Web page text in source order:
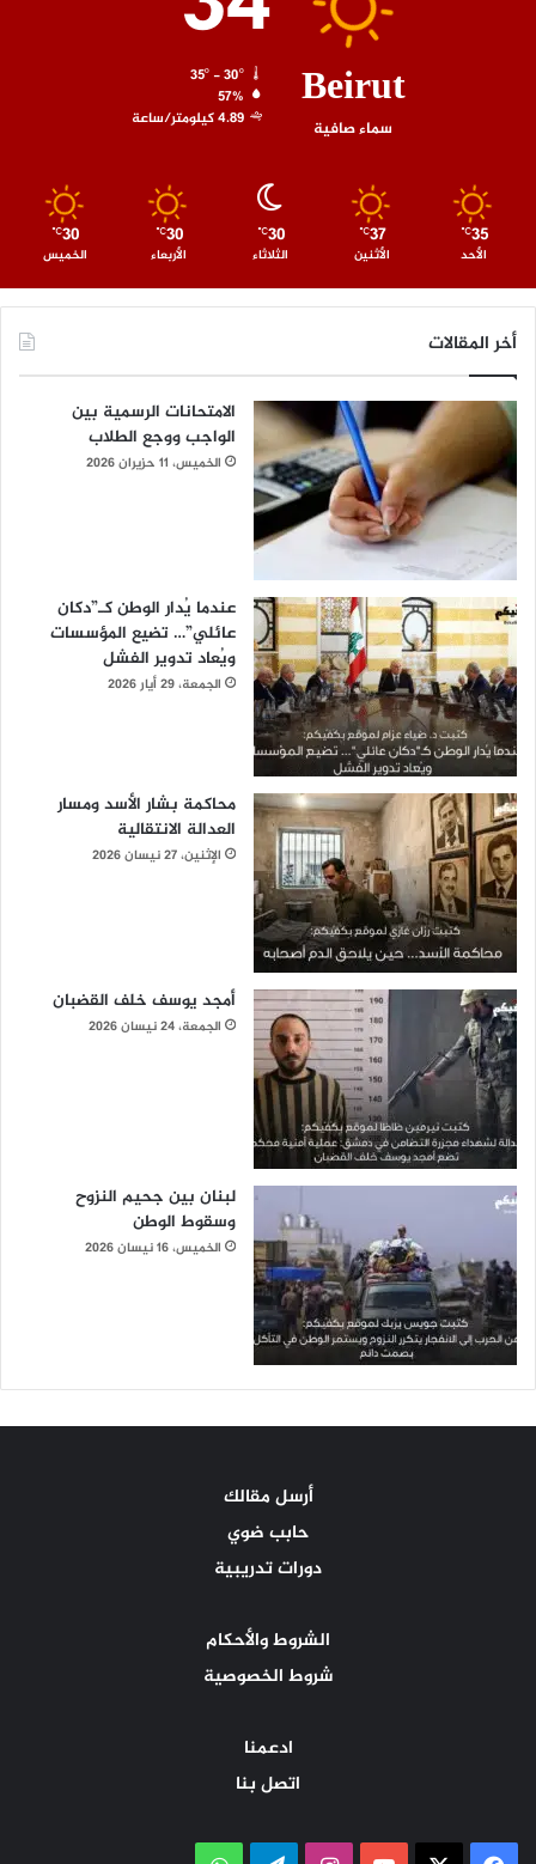
Beirut
سماء صافية
35º - 30º
57%
4.89 كيلومتر/ساعة
35
℃
الأحد
37
℃
الأثنين
30
℃
الثلاثاء
30
℃
الأربعاء
30
℃
الخميس
أخر المقالات
الامتحانات الرسمية بين
الواجب ووجع الطلاب
الخميس، 11 حزيران 2026
عندما يُدار الوطن كـ”دكان
عائلي”… تضيع المؤسسات
ويُعاد تدوير الفشل
الجمعة، 29 أيار 2026
محاكمة بشار الأسد ومسار
العدالة الانتقالية
الإثنين، 27 نيسان 2026
أمجد يوسف خلف القضبان
الجمعة، 24 نيسان 2026
لبنان بين جحيم النزوح
وسقوط الوطن
الخميس، 16 نيسان 2026
أرسل مقالك
حابب ضوي
دورات تدريبية
الشروط والأحكام
شروط الخصوصية
ادعمنا
اتصل بنا